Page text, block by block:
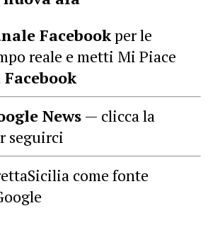
Facebookper le
reale e metti Mi Piace
News — clicca la
seguirci
come fonte